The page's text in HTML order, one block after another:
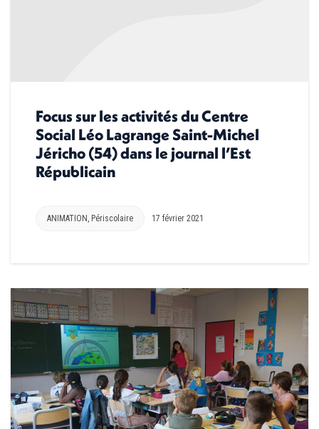
Focus sur les activités du Centre
Social Léo Lagrange Saint-Michel
Jéricho (54) dans le journal l’Est
Républicain
ANIMATION Périscolaire 17 février 2021